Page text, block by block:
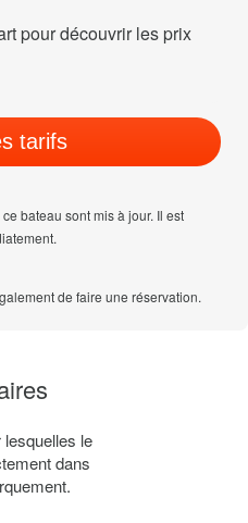
pour découvrir les prix
tarifs
bateau sont mis à jour. Il est
de faire une réservation.
le
dans